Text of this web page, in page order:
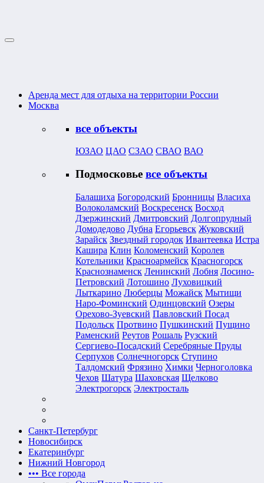
Аренда мест для отдыха на территории России
Москва
все объекты
ЮЗАО ЦАО СЗАО СВАО ВАО
Подмосковье все объекты
Балашиха Богородский Бронницы Власиха
Волоколамский Воскресенск Восход
Дзержинский Дмитровский Долгопрудный
Домодедово Дубна Егорьевск Жуковский
Зарайск Звездный городок Ивантеевка Истра
Кашира Клин Коломенский Королев
Котельники Красноармейск Красногорск
Краснознаменск Ленинский Лобня Лосино-
Петровский Лотошино Луховицкий
Лыткарино Люберцы Можайск Мытищи
Наро-Фоминский Одинцовский Озеры
Орехово-Зуевский Павловский Посад
Подольск Протвино Пушкинский Пущино
Раменский Реутов Рошаль Рузский
Сергиево-Посадский Серебряные Пруды
Серпухов Солнечногорск Ступино
Талдомский Фрязино Химки Черноголовка
Чехов Шатура Шаховская Щелково
Электрогорск Электросталь
Санкт-Петербург
Новосибирск
Екатеринбург
Нижний Новгород
••• Все города